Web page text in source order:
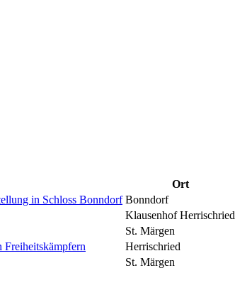
Ort
in Schloss Bonndorf Bonndorf
Klausenhof Herrischried
St. Märgen
Freiheitskämpfern
Herrischried
St. Märgen